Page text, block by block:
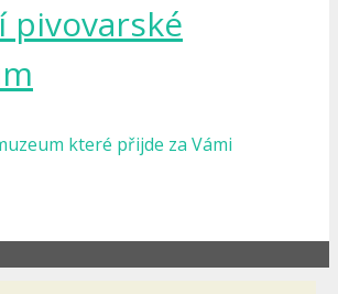
pivovarské
které přijde za Vámi